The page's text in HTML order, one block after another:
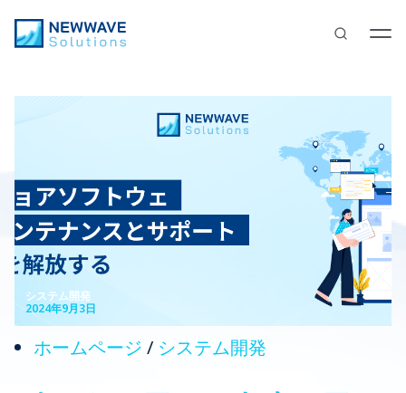
システム開発
2024年9月3日
ホームページ / システム開発